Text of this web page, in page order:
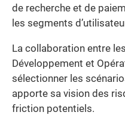
de recherche et de
les segments
La collaboration entre
Développement et
sélectionner les
apporte sa vision des
friction potentiels.